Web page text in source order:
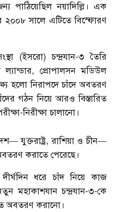
পাঠিয়েছিল নয়াদিল্লি। এক
২০০৮ সালে এটিতে বিস্ফোরণ
(ইসরো) চন্দ্রযান-৩ তৈরি
প্রোপালসন মডিউল
হলো নিরাপদে চাঁদে অবতরণ
গঠন নিয়ে আরও বিস্তারিত
নিরীক্ষা চালানো।
যুক্তরাষ্ট্র, রাশিয়া ও চীন—
করাতে পেরেছে।
ধরে চাঁদ নিয়ে কাজ
মহাকাশযান চন্দ্রযান-৩-কে
অবতরণ করানো।